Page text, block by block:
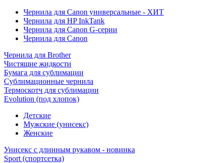
Чернила для Canon универсальные - ХИТ
Чернила для HP InkTank
Чернила для Canon G-серии
Чернила для Canon
Чернила для Brother
Чистящие жидкости
Бумага для сублимации
Сублимационные чернила
Термоскотч для сублимации
Evolution (под хлопок)
Детские
Мужские (унисекс)
Женские
Унисекс с длинным рукавом - новинка
Sport (спортсетка)